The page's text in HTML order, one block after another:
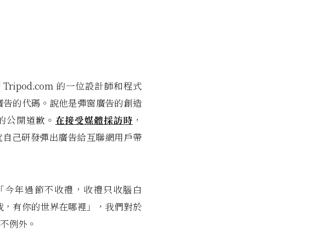
的一位設計師和程式
的代碼。說他是彈窗廣告的創造
公開道歉。 在接受媒體採訪時 ，
己研發彈出廣告給互聯網用戶帶
年過節不收禮，收禮只收腦白
有你的世界在哪裡」，我們對於
例外。